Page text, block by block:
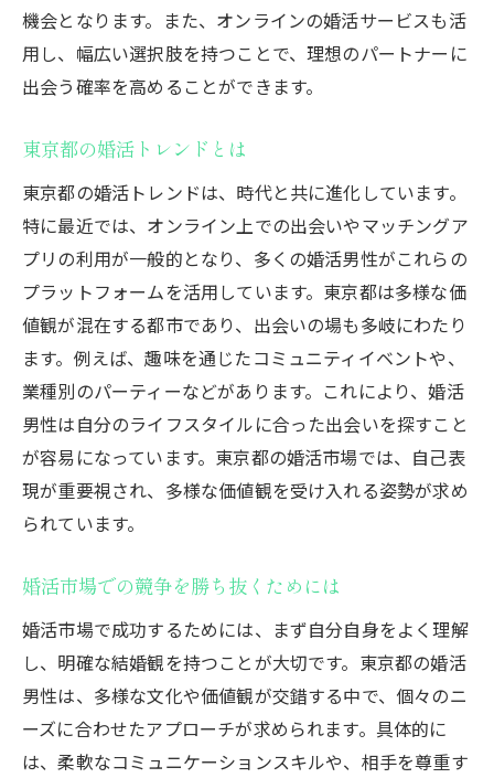
機会となります。また、オンラインの婚活サービスも活
用し、幅広い選択肢を持つことで、理想のパートナーに
出会う確率を高めることができます。
東京都の婚活トレンドとは
東京都の婚活トレンドは、時代と共に進化しています。
特に最近では、オンライン上での出会いやマッチングア
プリの利用が一般的となり、多くの婚活男性がこれらの
プラットフォームを活用しています。東京都は多様な価
値観が混在する都市であり、出会いの場も多岐にわたり
ます。例えば、趣味を通じたコミュニティイベントや、
業種別のパーティーなどがあります。これにより、婚活
男性は自分のライフスタイルに合った出会いを探すこと
が容易になっています。東京都の婚活市場では、自己表
現が重要視され、多様な価値観を受け入れる姿勢が求め
られています。
婚活市場での競争を勝ち抜くためには
婚活市場で成功するためには、まず自分自身をよく理解
し、明確な結婚観を持つことが大切です。東京都の婚活
男性は、多様な文化や価値観が交錯する中で、個々のニ
ーズに合わせたアプローチが求められます。具体的に
は、柔軟なコミュニケーションスキルや、相手を尊重す